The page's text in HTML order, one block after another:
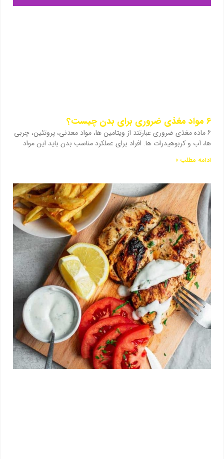
6 مواد مغذی ضروری برای بدن چیست؟
6 ماده مغذی ضروری عبارتند از ویتامین ها، مواد معدنی، پروتئین، چربی
ها، آب و کربوهیدرات ها. افراد برای عملکرد مناسب بدن باید این مواد
ادامه مطلب »